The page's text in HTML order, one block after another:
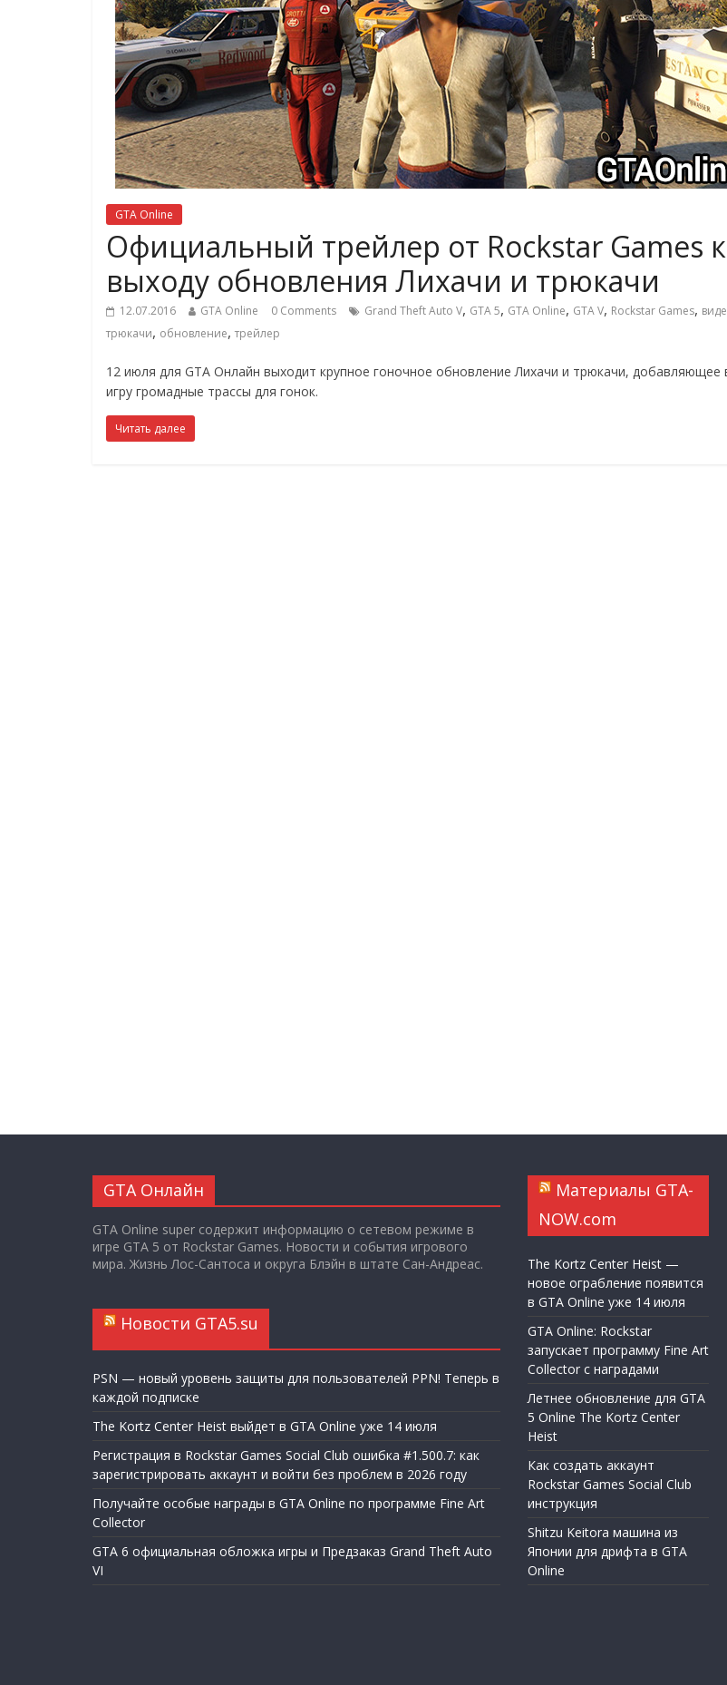
GTA Online
Официальный трейлер от Rockstar Games к
выходу обновления Лихачи и трюкачи
12.07.2016 GTA Online 0 Comments Grand Theft Auto V, GTA 5, GTA Online, GTA V, Rockstar Games,
трюкачи, обновление, трейлер
12 июля для GTA Онлайн выходит крупное гоночное обновление Лихачи и трюкачи, добавляющее
игру громадные трассы для гонок.
Читать далее
GTA Онлайн
GTA Online super содержит информацию о сетевом режиме в
игре GTA 5 от Rockstar Games. Новости и события игрового
мира. Жизнь Лос-Сантоса и округа Блэйн в штате Сан-Андреас.
Новости GTA5.su
PSN — новый уровень защиты для пользователей PPN! Теперь в
каждой подписке
The Kortz Center Heist выйдет в GTA Online уже 14 июля
Регистрация в Rockstar Games Social Club ошибка #1.500.7: как
зарегистрировать аккаунт и войти без проблем в 2026 году
Получайте особые награды в GTA Online по программе Fine Art
Collector
GTA 6 официальная обложка игры и Предзаказ Grand Theft Auto
VI
Материалы GTA-
NOW.com
The Kortz Center Heist —
новое ограбление появится
в GTA Online уже 14 июля
GTA Online: Rockstar
запускает программу Fine Art
Collector с наградами
Летнее обновление для GTA
5 Online The Kortz Center
Heist
Как создать аккаунт
Rockstar Games Social Club
инструкция
Shitzu Keitora машина из
Японии для дрифта в GTA
Online